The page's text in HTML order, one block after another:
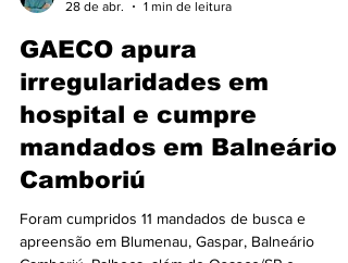
Aderbal Machado
28 de abr.
1 min de leitura
GAECO apura
irregularidades em
hospital e cumpre